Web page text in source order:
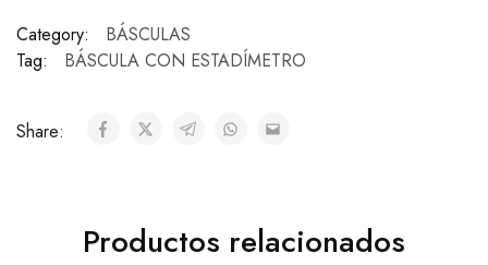
Category:
BÁSCULAS
Tag:
BÁSCULA CON ESTADÍMETRO
Share:
Productos relacionados